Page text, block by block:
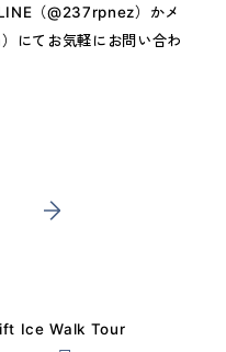
（@237rpnez）かメ
てお気軽にお問い合わ
Ice Walk Tour